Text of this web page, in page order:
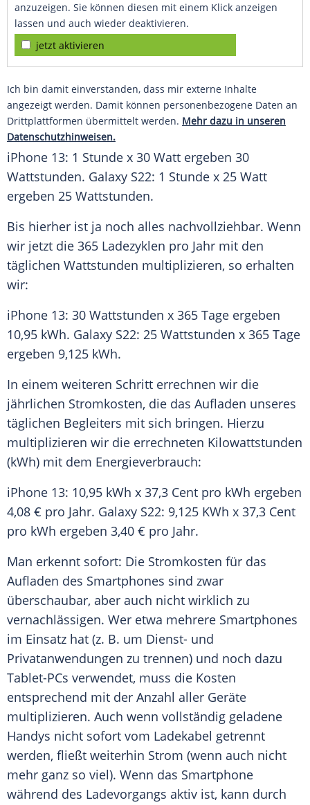
anzuzeigen. Sie können diesen mit einem Klick anzeigen
lassen und auch wieder deaktivieren.
jetzt aktivieren
Ich bin damit einverstanden, dass mir externe Inhalte
angezeigt werden. Damit können personenbezogene Daten an
Drittplattformen übermittelt werden. Mehr dazu in unseren
Datenschutzhinweisen.
iPhone 13: 1 Stunde x 30 Watt ergeben 30
Wattstunden. Galaxy S22: 1 Stunde x 25 Watt
ergeben 25 Wattstunden.
Bis hierher ist ja noch alles nachvollziehbar. Wenn
wir jetzt die 365 Ladezyklen pro Jahr mit den
täglichen Wattstunden multiplizieren, so erhalten
wir:
iPhone 13: 30 Wattstunden x 365 Tage ergeben
10,95 kWh. Galaxy S22: 25 Wattstunden x 365 Tage
ergeben 9,125 kWh.
In einem weiteren Schritt errechnen wir die
jährlichen Stromkosten, die das Aufladen unseres
täglichen Begleiters mit sich bringen. Hierzu
multiplizieren wir die errechneten Kilowattstunden
(kWh) mit dem Energieverbrauch:
iPhone 13: 10,95 kWh x 37,3 Cent pro kWh ergeben
4,08 € pro Jahr. Galaxy S22: 9,125 KWh x 37,3 Cent
pro kWh ergeben 3,40 € pro Jahr.
Man erkennt sofort: Die Stromkosten für das
Aufladen des Smartphones sind zwar
überschaubar, aber auch nicht wirklich zu
vernachlässigen. Wer etwa mehrere Smartphones
im Einsatz hat (z. B. um Dienst- und
Privatanwendungen zu trennen) und noch dazu
Tablet-PCs verwendet, muss die Kosten
entsprechend mit der Anzahl aller Geräte
multiplizieren. Auch wenn vollständig geladene
Handys nicht sofort vom Ladekabel getrennt
werden, fließt weiterhin Strom (wenn auch nicht
mehr ganz so viel). Wenn das Smartphone
während des Ladevorgangs aktiv ist, kann durch